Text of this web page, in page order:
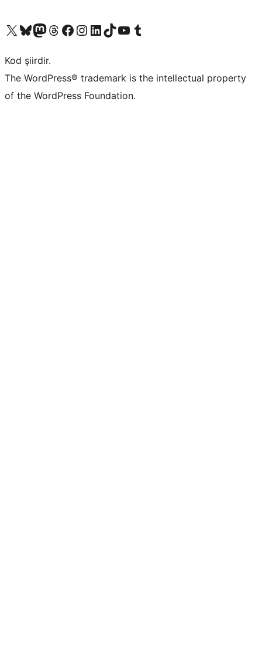
X (eski Twitter) hesabımıza bakın
Bluesky hesabımızı ziyaret edinMastodon hesabımızı ziyaret edinThreads hesabımızı ziyaret edinFacebook sayfamızı ziyaret edinInstagram hesabımızı ziyaret edinLinkedIn hesabımızı ziyaret edinTikTok hesabımızı ziyaret edinYouTube kanalımızı ziyaret edinTumblr hesabımızı ziyaret edin
Kod şiirdir.
The WordPress® trademark is the intellectual property
of the WordPress Foundation.